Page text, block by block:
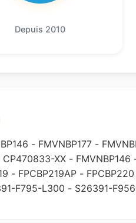
Depuis 2010
- FMVNBP177 -
CP470833-XX - FMVNBP146
- FPCBP219AP - FPCBP220
F795-L300 - S26391-